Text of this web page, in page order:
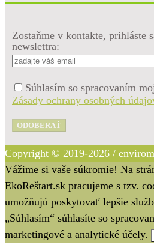
Zostaňme v kontakte, prihláste
newslettra:
Súhlasím so spracovaním
Zásady ochrany osobných
ODOBERAŤ
Copyright © 2019-2026 /
Vážime si vaše súkromie! Na
EkoReštart.sk pracujeme s tzv.
umožňujú poskytovať lepšie
„Súhlasím“ súhlasíte so
marketingové a analytické účely.